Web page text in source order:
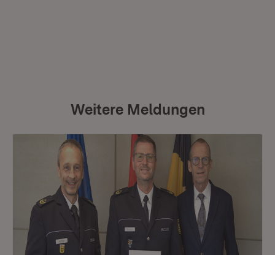
Weitere Meldungen